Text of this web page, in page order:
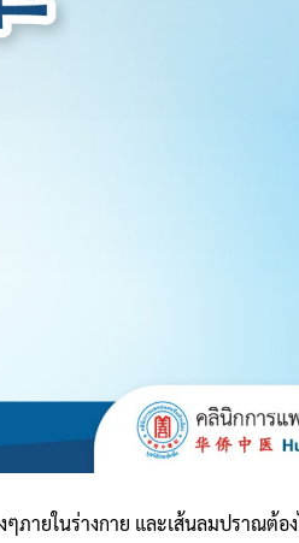
ายในร่างกาย และเส้นลมปราณต้อง